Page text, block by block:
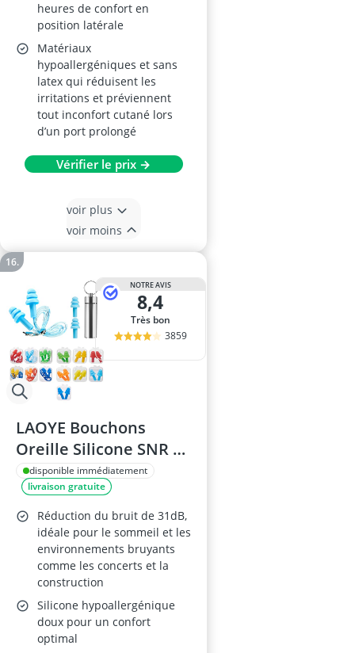
heures de confort en
position latérale
Matériaux
hypoallergéniques et sans
latex qui réduisent les
irritations et préviennent
tout inconfort cutané lors
d’un port prolongé
Vérifier le prix →
voir plus
voir moins
NOTRE AVIS
8,4
Très bon
3859
LAOYE Bouchons
Oreille Silicone SNR 31
dBdisponible immédiatement
livraison gratuite
Réduction du bruit de 31dB,
idéale pour le sommeil et les
environnements bruyants
comme les concerts et la
construction
Silicone hypoallergénique
doux pour un confort
optimal